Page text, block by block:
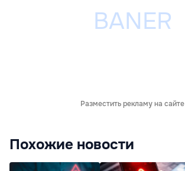
Разместить рекламу на сайте
Похожие новости